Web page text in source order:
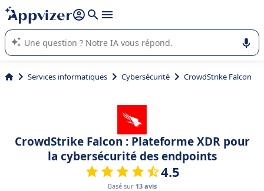
répondre (plusieurs lignes avec
L'IA de Appvizer vous guide dans l'utilisation ou la sélection de
logiciel SaaS en entreprise.
Services informatiques Cybersécurité CrowdStrike Falcon
CrowdStrike Falcon : Plateforme XDR pour
la cybersécurité des endpoints
4.5
Basé sur 13 avis